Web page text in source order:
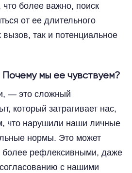
более важно, поиск
от ее длительного
так и потенциальное
мы ее чувствуем?
— это сложный
который затрагивает нас,
что нарушили наши личные
нормы. Это может
более рефлексивными, даже
с нашими